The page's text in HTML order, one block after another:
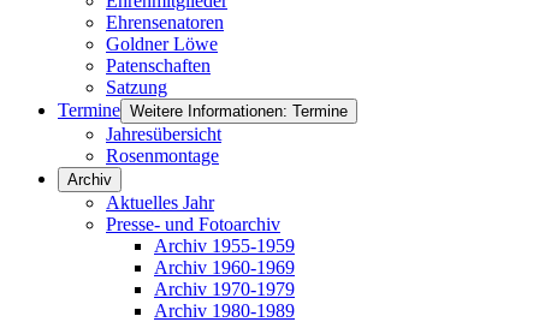
Ehrensenatoren
Goldner Löwe
Patenschaften
Satzung
Termine Weitere Informationen: Termine
Jahresübersicht
Rosenmontage
Archiv
Aktuelles Jahr
Presse- und Fotoarchiv
Archiv 1955-1959
Archiv 1960-1969
Archiv 1970-1979
Archiv 1980-1989